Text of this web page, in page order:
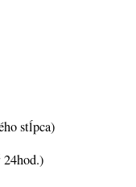
stĺpca)
24hod.)